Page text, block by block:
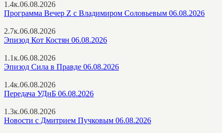
1.4к.06.08.2026
Программа Вечер Z с Владимиром Соловьевым 06.08.2026
2.7к.06.08.2026
Эпизод Кот Костян 06.08.2026
1.1к.06.08.2026
Эпизод Сила в Правде 06.08.2026
1.4к.06.08.2026
Передача УДнБ 06.08.2026
1.3к.06.08.2026
Новости с Дмитрием Пучковым 06.08.2026